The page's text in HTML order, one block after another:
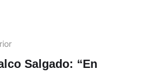
Salgado: “En